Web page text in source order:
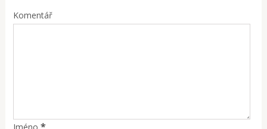
Komentář
Jméno